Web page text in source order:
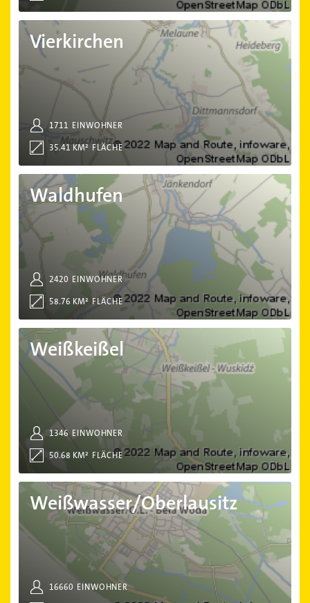
Vierkirchen
EINWOHNER
1711
FLÄCHE
35.41 KM²
Vierkirchen
Waldhufen
EINWOHNER
2420
FLÄCHE
58.76 KM²
Waldhufen
Weißkeißel
EINWOHNER
1346
FLÄCHE
50.68 KM²
Weißkeißel
Weißwasser/Oberlausitz
EINWOHNER
16660
Weißwasser/Oberlausitz